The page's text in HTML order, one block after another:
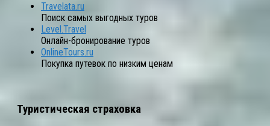
Travelata.ru
Поиск самых выгодных туров
Level.Travel
Онлайн-бронирование туров
OnlineTours.ru
Покупка путевок по низким ценам
Туристическая страховка